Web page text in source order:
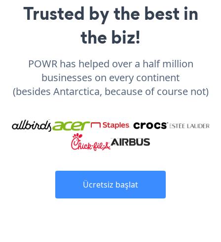
Trusted by the best in
the biz!
POWR has helped over a half million
businesses on every continent
(besides Antarctica, because of course not)
Ücretsiz başlat